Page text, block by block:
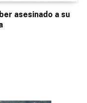
asesinado a su